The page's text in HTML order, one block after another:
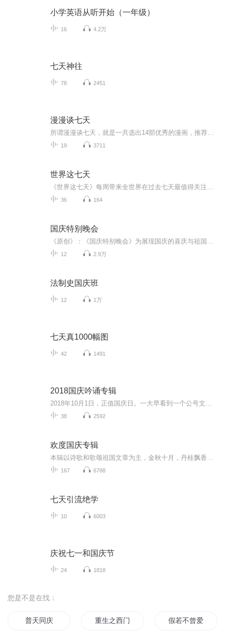
小学英语从听开始（一年级）
16 4.2万
七天神往
78 2451
漫漫谈七天
19 3711
世界这七天
36 164
国庆特别晚会
12 2.9万
法制史国庆班
12 1万
七天真1000幅图
42 1491
2018国庆吟诵专辑
38 2592
欢度国庆专辑
167 6788
七天引流绝学
10 6003
庆祝七一和国庆节
24 1818
您是不是在找：
普天同庆 重生之西门庆 假若不曾爱过你